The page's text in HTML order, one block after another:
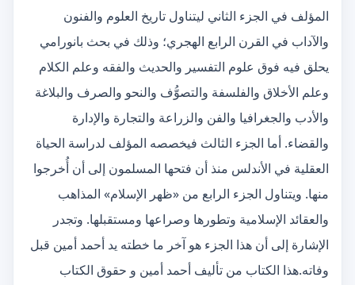
المؤلف في الجزء الثاني ليتناول تاريخ العلوم والفنون
والآداب في القرن الرابع الهجري؛ وذلك في بحث بانورامي
يحلق فيه فوق علوم التفسير والحديث والفقه وعلم الكلام
وعلم الأخلاق والفلسفة والتصوُّف والنحو والصرف والبلاغة
والأدب والجغرافيا والفن والزراعة والتجارة والإدارة
والقضاء. أما الجزء الثالث فيخصصه المؤلف لدراسة الحياة
العقلية في الأندلس منذ أن فتحها المسلمون إلى أن أُخرجوا
منها. ويتناول الجزء الرابع من «ظهر الإسلام» المذاهب
والعقائد الإسلامية وتطورها وصراعها ومستقبلها. وتجدر
الإشارة إلى أن هذا الجزء هو آخر ما خطته يد أحمد أمين قبل
وفاته.هذا الكتاب من تأليف أحمد أمين و حقوق الكتاب